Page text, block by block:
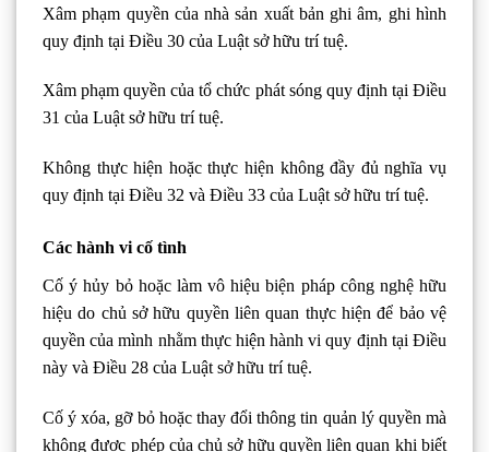
Xâm phạm quyền của nhà sản xuất bản ghi âm, ghi hình
quy định tại Điều 30 của Luật sở hữu trí tuệ.
Xâm phạm quyền của tổ chức phát sóng quy định tại Điều
31 của Luật sở hữu trí tuệ.
Không thực hiện hoặc thực hiện không đầy đủ nghĩa vụ
quy định tại Điều 32 và Điều 33 của Luật sở hữu trí tuệ.
Các hành vi cố tình
Cố ý hủy bỏ hoặc làm vô hiệu biện pháp công nghệ hữu
hiệu do chủ sở hữu quyền liên quan thực hiện để bảo vệ
quyền của mình nhằm thực hiện hành vi quy định tại Điều
này và Điều 28 của Luật sở hữu trí tuệ.
Cố ý xóa, gỡ bỏ hoặc thay đổi thông tin quản lý quyền mà
không được phép của chủ sở hữu quyền liên quan khi biết